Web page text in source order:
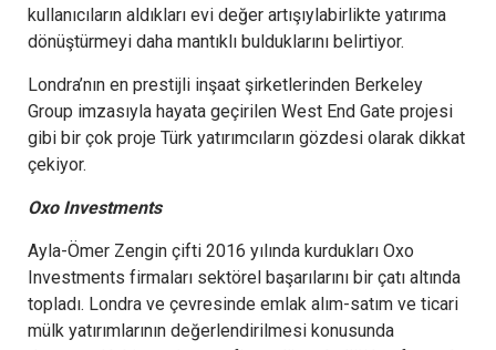
kullanıcıların aldıkları evi değer artışıylabirlikte yatırıma
dönüştürmeyi daha mantıklı bulduklarını belirtiyor.
Londra’nın en prestijli inşaat şirketlerinden Berkeley
Group imzasıyla hayata geçirilen West End Gate projesi
gibi bir çok proje Türk yatırımcıların gözdesi olarak dikkat
çekiyor.
Oxo Investments
Ayla-Ömer Zengin çifti 2016 yılında kurdukları Oxo
Investments firmaları sektörel başarılarını bir çatı altında
topladı. Londra ve çevresinde emlak alım-satım ve ticari
mülk yatırımlarının değerlendirilmesi konusunda